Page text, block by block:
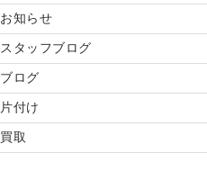
お知らせ
スタッフブログ
ブログ
片付け
買取